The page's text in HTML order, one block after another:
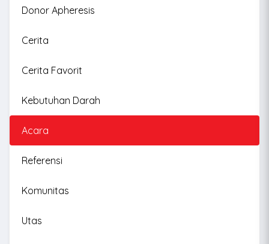
Donor Apheresis
Cerita
Cerita Favorit
Kebutuhan Darah
Acara
Referensi
Komunitas
Utas